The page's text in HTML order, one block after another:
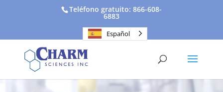
Teléfono gratuito: 866-608-
6883
Español